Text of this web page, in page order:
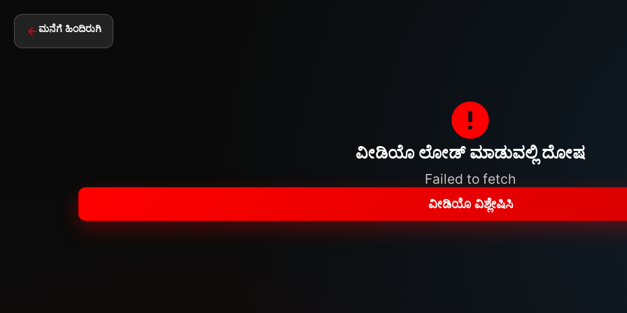
ಮನೆಗೆ ಹಿಂದಿರುಗಿ
ವೀಡಿಯೊ ಲೋಡ್ ಮಾಡುವಲ್ಲಿ ದೋಷ
Failed to fetch
ವೀಡಿಯೊ ವಿಶ್ಲೇಷಿಸಿ